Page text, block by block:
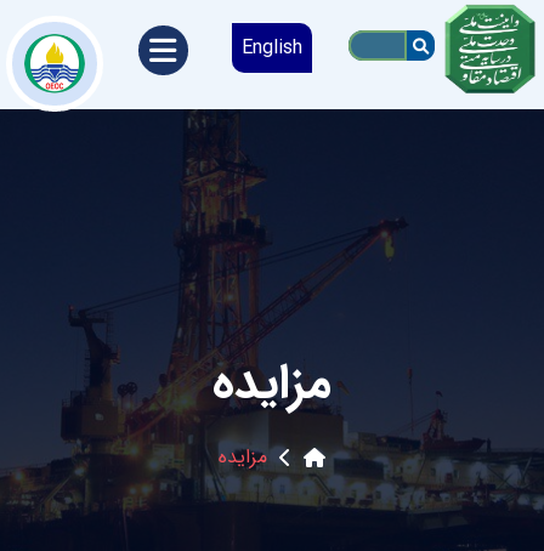
English
مزایده
مزایده